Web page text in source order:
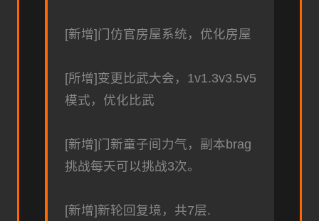
[新增]门仿官房屋系统，优化房屋
[所增]变更比武大会，1v1.3v3.5v5
模式，优化比武
[新增]门新童子间力气，副本brag
挑战每天可以挑战3次。
[新增]新轮回复境，共7层.